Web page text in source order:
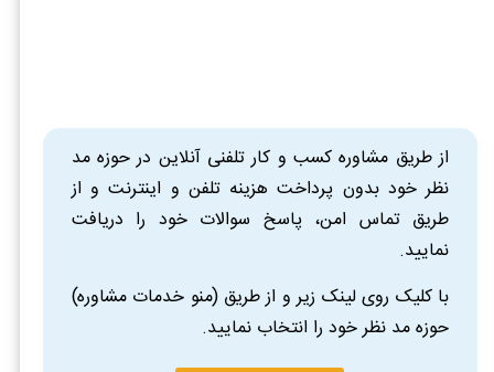
از طریق مشاوره کسب و کار تلفنی آنلاین در حوزه مد
نظر خود بدون پرداخت هزینه تلفن و اینترنت و از
طریق تماس امن، پاسخ سوالات خود را دریافت
نمایید.
با کلیک روی لینک زیر و از طریق (منو خدمات مشاوره)
حوزه مد نظر خود را انتخاب نمایید.